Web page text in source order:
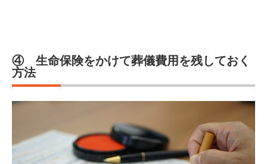
④ 生命保険をかけて葬儀費用を残しておく
方法